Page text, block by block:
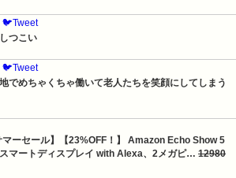
🐦Tweet
つこい
🐦Tweet
でめちゃくちゃ働いて老人たちを笑顔にしてしまう
ーセール】【23%OFF！】 Amazon Echo Show 5
マートディスプレイ with Alexa、2メガピ… 12980